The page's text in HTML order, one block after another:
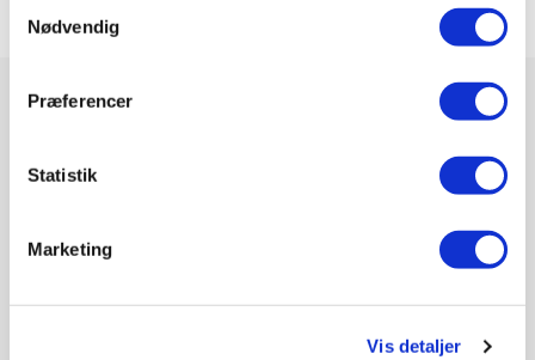
Nødvendig
Præferencer
Statistik
Marketing
Vis detaljer
Informeo har til formål at hjælpe danskerne med at udleve
deres drømme ved at give dem det bedst mulige økonomiske
de services og ydelser man har brug for i forbindelse med et